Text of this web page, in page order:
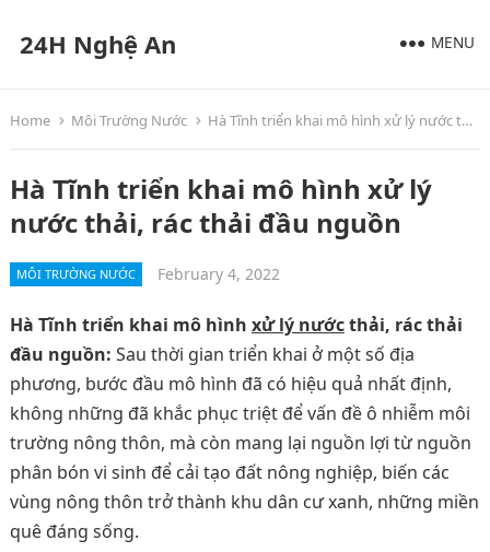
24H Nghệ An MENU
Home Môi Trường Nước Hà Tĩnh triển khai mô hình xử lý nước thải, rác thải đầu nguồn
Hà Tĩnh triển khai mô hình xử lý
nước thải, rác thải đầu nguồn
MÔI TRƯỜNG NƯỚC February 4, 2022
Hà Tĩnh triển khai mô hình xử lý nướcthải, rác thải
đầu nguồn: Sau thời gian triển khai ở một số địa
phương, bước đầu mô hình đã có hiệu quả nhất định,
không những đã khắc phục triệt để vấn đề ô nhiễm môi
trường nông thôn, mà còn mang lại nguồn lợi từ nguồn
phân bón vi sinh để cải tạo đất nông nghiệp, biến các
vùng nông thôn trở thành khu dân cư xanh, những miền
quê đáng sống.